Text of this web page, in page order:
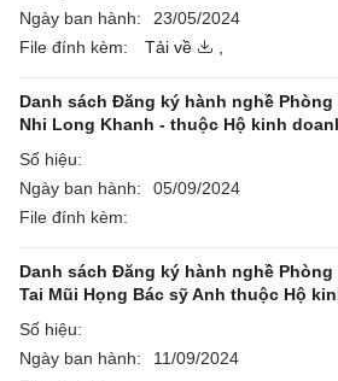
Ngày ban hành:
23/05/2024
File đính kèm:
Tải về
Danh sách Đăng ký hành nghề
Nhi Long Khanh - thuộc Hộ kinh
Số hiệu:
Ngày ban hành:
05/09/2024
File đính kèm:
Danh sách Đăng ký hành nghề
Tai Mũi Họng Bác sỹ Anh thuộc Hộ
Số hiệu:
Ngày ban hành:
11/09/2024